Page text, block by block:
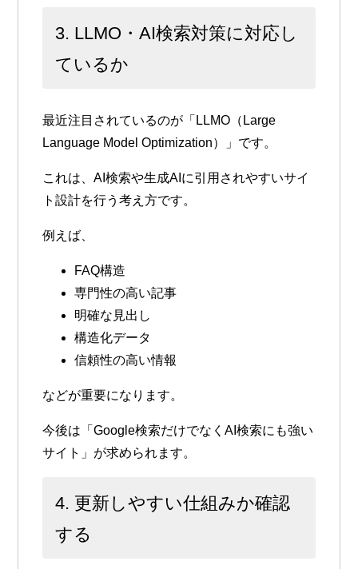
3. LLMO・AI検索対策に対応し
ているか
最近注目されているのが「LLMO（Large
Language Model Optimization）」です。
これは、AI検索や生成AIに引用されやすいサイ
ト設計を行う考え方です。
例えば、
FAQ構造
専門性の高い記事
明確な見出し
構造化データ
信頼性の高い情報
などが重要になります。
今後は「Google検索だけでなくAI検索にも強い
サイト」が求められます。
4. 更新しやすい仕組みか確認
する